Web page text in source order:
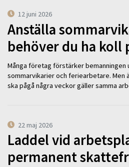
12 juni 2026
Anställa
behöver du ha koll
Många företag förstärker bemanningen
sommarvikarier och feriearbetare. Men
ska pågå några veckor gäller samma
22 maj 2026
Laddel vid
permanent